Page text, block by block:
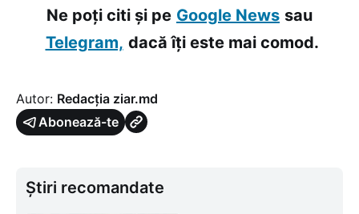
Ne poți citi și pe Google News sau
Telegram, dacă îți este mai comod.
Autor: Redacția ziar.md
Abonează-te
Știri recomandate